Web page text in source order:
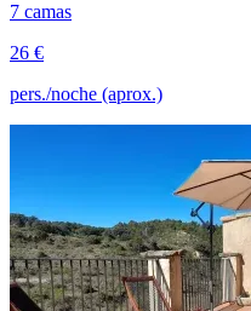
7 camas
26 €
pers./noche (aprox.)